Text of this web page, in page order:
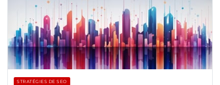
STRATÉGIES DE SEO